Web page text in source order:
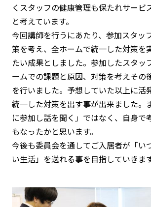
くスタッフの健康管理も保たれサービ
と考えています。
今回講師を行うにあたり、参加スタッ
策を考え、全ホームで統一した対策を
たい成果としました。参加したスタッ
ームでの課題と原因、対策を考えその
を行いました。予想していた以上に活
統一した対策を出す事が出来ました。
に参加し話を聞く」ではなく、自身で
もなったかと思います。
今後も委員会を通してご入居者が「い
い生活」を送れる事を目指していきます